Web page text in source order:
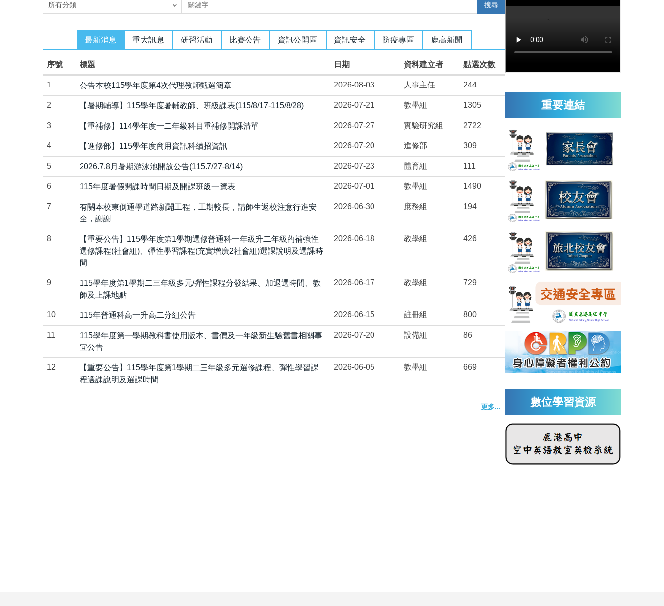
搜尋
最新消息 重大訊息 研習活動 比賽公告 資訊公開區 資訊安全 防疫專區 鹿高新聞
序號 標題 日期 資料建立者 點選次數
1 公告本校115學年度第4次代理教師甄選簡章 2026-08-03 人事主任 244
2 【暑期輔導】115學年度暑輔教師、班級課表(115/8/17-115/8/28) 2026-07-21 教學組 1305
3 【重補修】114學年度一二年級科目重補修開課清單 2026-07-27 實驗研究組 2722
4 【進修部】115學年度商用資訊科續招資訊 2026-07-20 進修部 309
5 2026.7.8月暑期游泳池開放公告(115.7/27-8/14) 2026-07-23 體育組 111
6 115年度暑假開課時間日期及開課班級一覽表 2026-07-01 教學組 1490
7
有關本校東側通學道路新闢工程，工期較長，請師生返校注意行進安
全，謝謝
2026-06-30 庶務組 194
8
【重要公告】115學年度第1學期選修普通科一年級升二年級的補強性
選修課程(社會組)、彈性學習課程(充實增廣2社會組)選課說明及選課時
間
2026-06-18 教學組 426
9
115學年度第1學期二三年級多元/彈性課程分發結果、加退選時間、教
師及上課地點
2026-06-17 教學組 729
10 115年普通科高一升高二分組公告 2026-06-15 註冊組 800
11
115學年度第一學期教科書使用版本、書價及一年級新生驗舊書相關事
宜公告
2026-07-20 設備組 86
12
【重要公告】115學年度第1學期二三年級多元選修課程、彈性學習課
程選課說明及選課時間
2026-06-05 教學組 669
更多...
重要連結
數位學習資源